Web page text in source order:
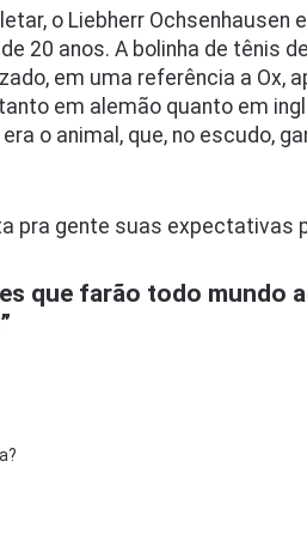
o Liebherr Ochsenhausen
20 anos. A bolinha de tênis
em uma referência a Ox,
em alemão quanto em
o animal, que, no escudo,
pra gente suas expectativas
que farão todo mundo